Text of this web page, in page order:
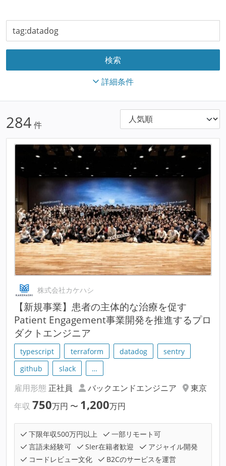
詳細条件
284 件
株式会社カケハシ
【新規事業】患者の主体的な治療を促す
Patient Engagement事業開発を推進するプロ
ダクトエンジニア
typescript terraform datadog
sentry
github
slack …
雇用形態 正社員 バックエンドエンジニア
東京
年収 750万円 〜 1,200万円
下限年収500万円以上
一部リモート可
言語未経験可
SIer在籍者歓迎
アジャイル開発
コードレビュー文化
B2Cのサービスを運営